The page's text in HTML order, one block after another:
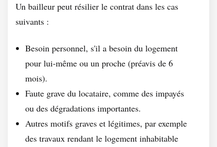
Un bailleur peut résilier le contrat dans les cas
suivants :
Besoin personnel, s'il a besoin du logement
pour lui-même ou un proche (préavis de 6
mois).
Faute grave du locataire, comme des impayés
ou des dégradations importantes.
Autres motifs graves et légitimes, par exemple
des travaux rendant le logement inhabitable